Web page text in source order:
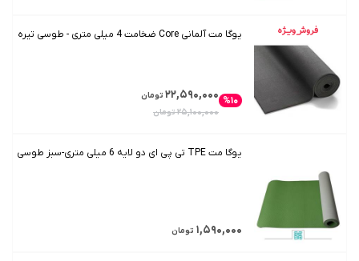
یوگا مت آلمانی Core ضخامت 4 میلی متری - طوسی تیره
۲۲,۵۹۰,۰۰۰ تومان
۲۵,۱۰۰,۰۰۰تومان
%۱۰
یوگا مت TPE تی پی ای دو لایه 6 میلی متری-سبز طوسی
۱,۵۹۰,۰۰۰ تومان